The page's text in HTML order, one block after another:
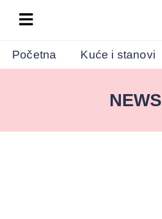
Početna Kuće i stanovi
NEWS